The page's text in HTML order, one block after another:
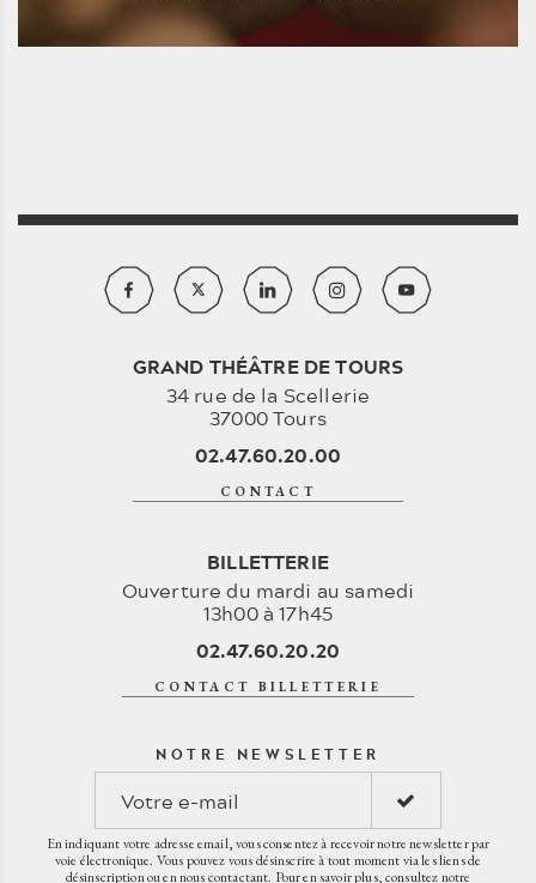
GRAND THÉÂTRE DE TOURS
34 rue de la Scellerie
37000 Tours
02.47.60.20.00
CONTACT
BILLETTERIE
Ouverture du mardi au samedi
13h00 à 17h45
02.47.60.20.20
CONTACT BILLETTERIE
NOTRE NEWSLETTER
En indiquant votre adresse email, vous consentez à recevoir notre newsletter par
voie électronique. Vous pouvez vous désinscrire à tout moment via les liens de
désinscription ou en nous contactant. Pour en savoir plus, consultez notre